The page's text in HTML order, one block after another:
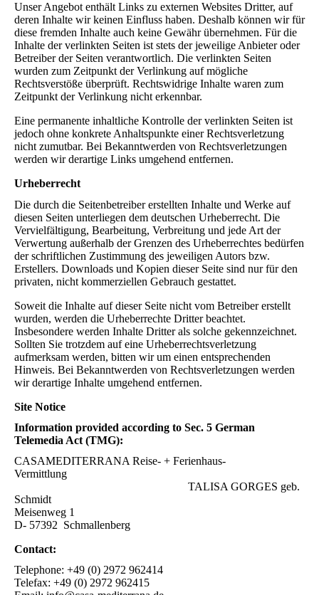
Unser Angebot enthält Links zu externen Websites Dritter, auf
deren Inhalte wir keinen Einfluss haben. Deshalb können wir für
diese fremden Inhalte auch keine Gewähr übernehmen. Für die
Inhalte der verlinkten Seiten ist stets der jeweilige Anbieter oder
Betreiber der Seiten verantwortlich. Die verlinkten Seiten
wurden zum Zeitpunkt der Verlinkung auf mögliche
Rechtsverstöße überprüft. Rechtswidrige Inhalte waren zum
Zeitpunkt der Verlinkung nicht erkennbar.
Eine permanente inhaltliche Kontrolle der verlinkten Seiten ist
jedoch ohne konkrete Anhaltspunkte einer Rechtsverletzung
nicht zumutbar. Bei Bekanntwerden von Rechtsverletzungen
werden wir derartige Links umgehend entfernen.
Urheberrecht
Die durch die Seitenbetreiber erstellten Inhalte und Werke auf
diesen Seiten unterliegen dem deutschen Urheberrecht. Die
Vervielfältigung, Bearbeitung, Verbreitung und jede Art der
Verwertung außerhalb der Grenzen des Urheberrechtes bedürfen
der schriftlichen Zustimmung des jeweiligen Autors bzw.
Erstellers. Downloads und Kopien dieser Seite sind nur für den
privaten, nicht kommerziellen Gebrauch gestattet.
Soweit die Inhalte auf dieser Seite nicht vom Betreiber erstellt
wurden, werden die Urheberrechte Dritter beachtet.
Insbesondere werden Inhalte Dritter als solche gekennzeichnet.
Sollten Sie trotzdem auf eine Urheberrechtsverletzung
aufmerksam werden, bitten wir um einen entsprechenden
Hinweis. Bei Bekanntwerden von Rechtsverletzungen werden
wir derartige Inhalte umgehend entfernen.
Site Notice
Information provided according to Sec. 5 German
Telemedia Act (TMG):
CASAMEDITERRANA Reise- + Ferienhaus-
Vermittlung
TALISA GORGES geb.
Schmidt
Meisenweg 1
D- 57392 Schmallenberg
Contact:
Telephone: +49 (0) 2972 962414
Telefax: +49 (0) 2972 962415